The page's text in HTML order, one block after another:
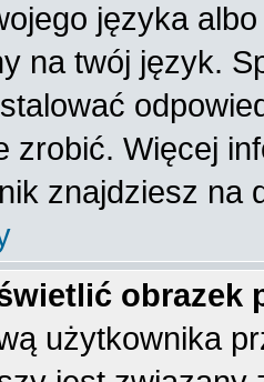
języka
na twój język.
zrobić. Więcej
znajdziesz na
obrazek
użytkownika